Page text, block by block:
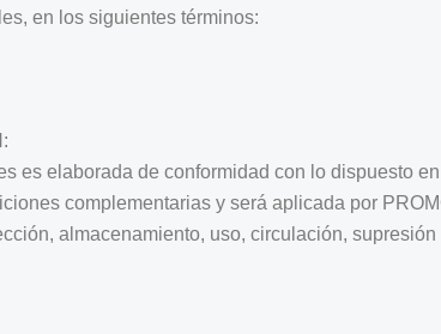
en los siguientes términos:
es elaborada de conformidad con lo dispuesto
complementarias y será aplicada por
almacenamiento, uso, circulación,